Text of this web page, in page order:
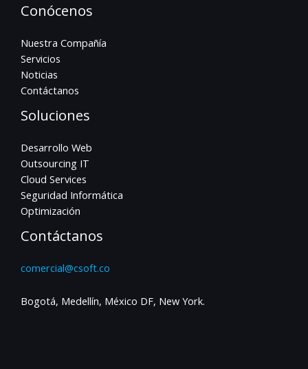
Conócenos
Nuestra Compañía
Servicios
Noticias
Contáctanos
Soluciones
Desarrollo Web
Outsourcing IT
Cloud Services
Seguridad Informática
Optimización
Contáctanos
comercial@csoft.co
Bogotá, Medellín, México DF, New York.